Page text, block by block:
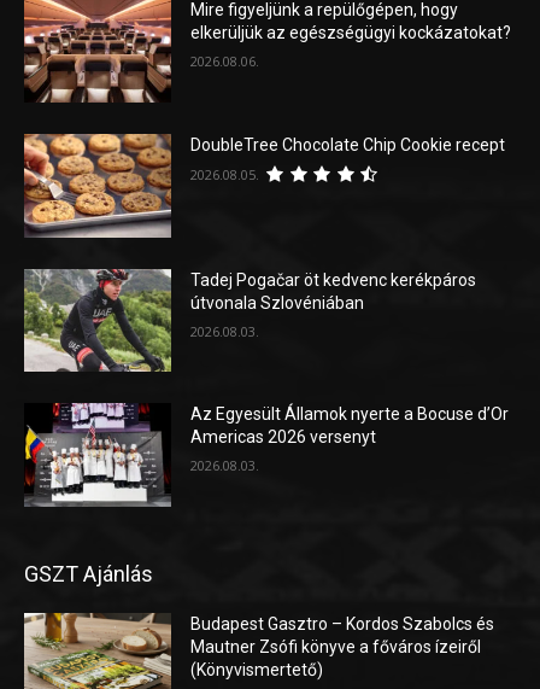
Mire figyeljünk a repülőgépen, hogy
elkerüljük az egészségügyi kockázatokat?
2026.08.06.
DoubleTree Chocolate Chip Cookie recept
2026.08.05.
Tadej Pogačar öt kedvenc kerékpáros
útvonala Szlovéniában
2026.08.03.
Az Egyesült Államok nyerte a Bocuse d’Or
Americas 2026 versenyt
2026.08.03.
GSZT Ajánlás
Budapest Gasztro – Kordos Szabolcs és
Mautner Zsófi könyve a főváros ízeiről
(Könyvismertető)